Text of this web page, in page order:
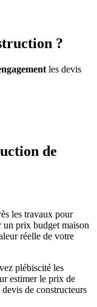
?
les devis
de
les travaux pour
un prix budget maison
réelle de votre
plébiscité les
estimer le prix de
de constructeurs